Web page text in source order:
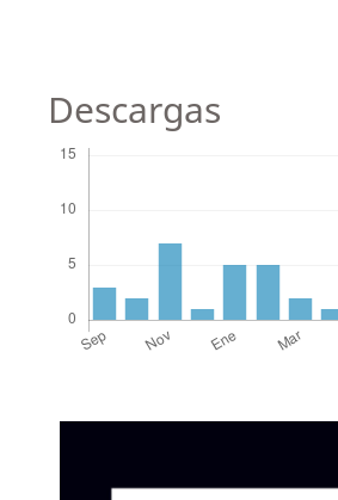
Descargas